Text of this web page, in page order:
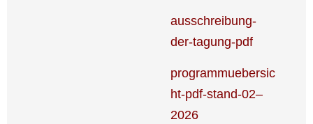
aus­­­schrei­­bung-
der-tagung-pdf
programmuebersic
ht-pdf-stand-02–
2026